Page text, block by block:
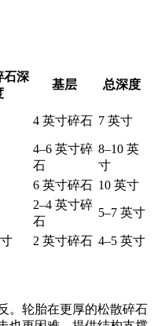
石深
基层 总深度
4 英寸碎石 7 英寸
4–6 英寸碎
石
8–10 英
寸
6 英寸碎石 10 英寸
2–4 英寸碎
石
5–7 英寸
2 英寸碎石 4–5 英寸
。轮胎在更厚的松散碎石